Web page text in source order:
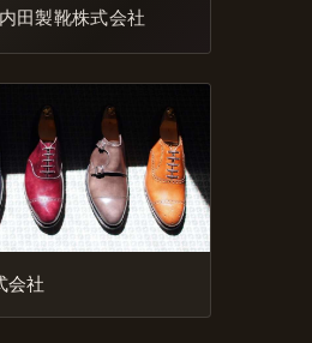
内田製靴株式会社
会社